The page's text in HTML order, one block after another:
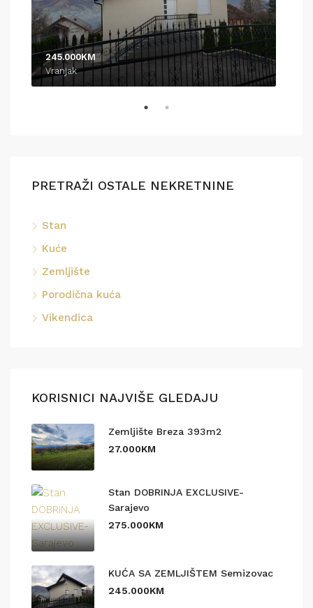
245.000KM
Vranjak
PRETRAŽI OSTALE NEKRETNINE
Stan
Kuće
Zemljište
Porodična kuća
Vikendica
KORISNICI NAJVIŠE GLEDAJU
Zemljište Breza 393m2
27.000KM
Stan DOBRINJA EXCLUSIVE-
Sarajevo
275.000KM
KUĆA SA ZEMLJIŠTEM Semizovac
245.000KM